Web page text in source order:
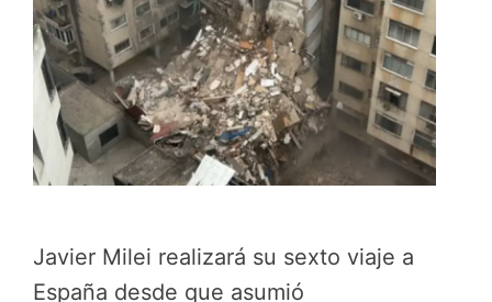
Javier Milei realizará su sexto viaje a
España desde que asumió